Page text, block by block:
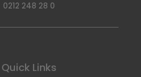
0212 248 28 0
Quick Links